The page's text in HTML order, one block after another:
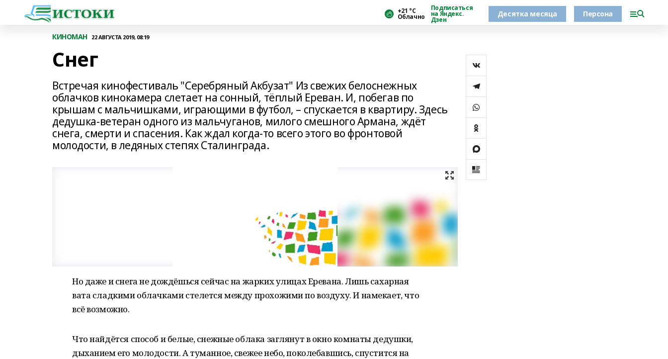
+21 °С
Облачно
Подписаться
на Яндекс.
Дзен
Десятка месяца Персона
КИНОМАН 22 АВГУСТА 2019, 08:19
Снег
Встречая кинофестиваль "Серебряный Акбузат" Из свежих белоснежных
облачков кинокамера слетает на сонный, тёплый Ереван. И, побегав по
крышам с мальчишками, играющими в футбол, – спускается в квартиру. Здесь
дедушка-ветеран одного из мальчуганов, милого смешного Армана, ждёт
снега, смерти и спасения. Как ждал когда-то всего этого во фронтовой
молодости, в ледяных степях Сталинграда.
Но даже и снега не дождёшься сейчас на жарких улицах Еревана. Лишь сахарная
вата сладкими облачками стелется между прохожими по воздуху. И намекает, что
всё возможно.
Что найдётся способ и белые, снежные облака заглянут в окно комнаты дедушки,
дыханием его молодости. А туманное, свежее небо, поколебавшись, спустится на